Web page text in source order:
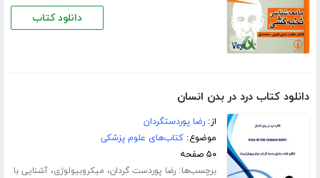
دانلود کتاب
دانلود کتاب درد در بدن انسان
از:رضا پوردستگردان
موضوع:کتاب‌های علوم پزشکی
۵۰ صفحه
برچسب‌ها:رضا پوردست گردان، میکروبیولوژی،آشنایی با